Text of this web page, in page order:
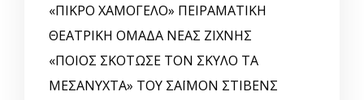
«ΠΙΚΡΟ ΧΑΜΟΓΕΛΟ» ΠΕΙΡΑΜΑΤΙΚΗ
ΘΕΑΤΡΙΚΗ ΟΜΑΔΑ ΝΕΑΣ ΖΙΧΝΗΣ
«ΠΟΙΟΣ ΣΚΟΤΩΣΕ ΤΟΝ ΣΚΥΛΟ ΤΑ
ΜΕΣΑΝΥΧΤΑ» ΤΟΥ ΣΑΪΜΟΝ ΣΤΙΒΕΝΣ